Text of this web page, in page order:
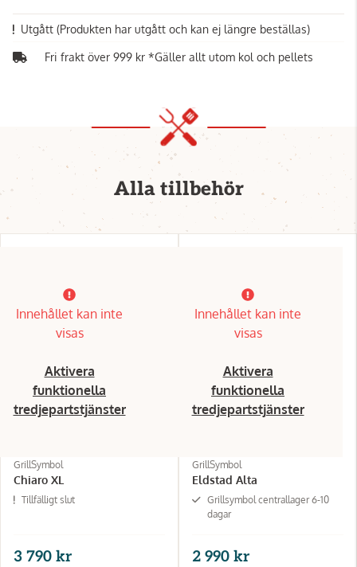
Utgått (Produkten har utgått och kan ej längre beställas)
Fri frakt över 999 kr *Gäller allt utom kol och pellets
Alla tillbehör
Innehållet kan inte
visas
Aktivera
funktionella
tredjepartstjänster
GrillSymbol
Chiaro XL
Tillfälligt slut
3 790 kr
Innehållet kan inte
visas
Aktivera
funktionella
tredjepartstjänster
GrillSymbol
Eldstad Alta
Grillsymbol centrallager 6-10
dagar
2 990 kr